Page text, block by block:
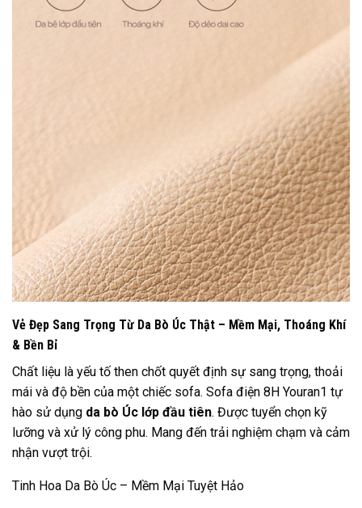
Vẻ Đẹp Sang Trọng Từ Da Bò Úc Thật – Mềm Mại, Thoáng Khí
& Bền Bỉ
Chất liệu là yếu tố then chốt quyết định sự sang trọng, thoải
mái và độ bền của một chiếc sofa. Sofa điện 8H Youran1 tự
hào sử dụng da bò Úc lớp đầu tiên. Được tuyển chọn kỹ
lưỡng và xử lý công phu. Mang đến trải nghiệm chạm và cảm
nhận vượt trội.
Tinh Hoa Da Bò Úc – Mềm Mại Tuyệt Hảo